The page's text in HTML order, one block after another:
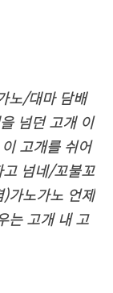
노/대마 담배
넘던 고개 이
고개를 쉬어
넘네/꼬불꼬
가노가노 언제
는 고개 내 고